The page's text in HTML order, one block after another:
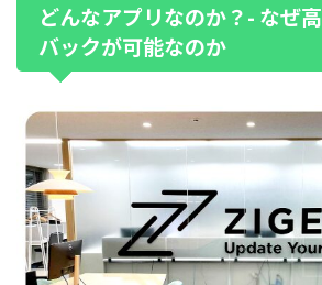
どんなアプリなのか？- なぜ
バックが可能なのか